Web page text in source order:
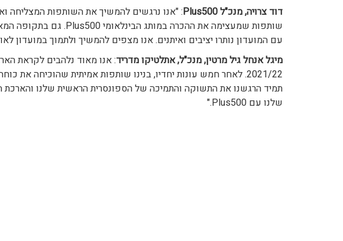
דוד צרויה, מנכ"לPlus500: "אנו נרגשים להמשיך את השותפות המצליחה
עם המועדון נותרו יציבים ואיתנים. אנו מצפים להמשיך ולתמוך במועדון לאורך עונת
מיגל אנחל גיל מרטין, מנכ"ל, אתלטיקו מדריד
2021/22. לאחר חמש עונות יחדיו, בנינו שותפות אמיתית שהוכיחה
תמיד הרגשנו את התשוקה והתמיכה של הספונסרית הראשית שלנו
שלנו עם Plus500."